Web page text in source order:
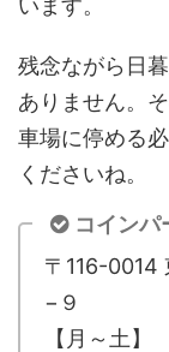
います。
残念ながら日
ありません。
車場に停める
くださいね。
コインパ
〒116-0014
−９
【月～土】